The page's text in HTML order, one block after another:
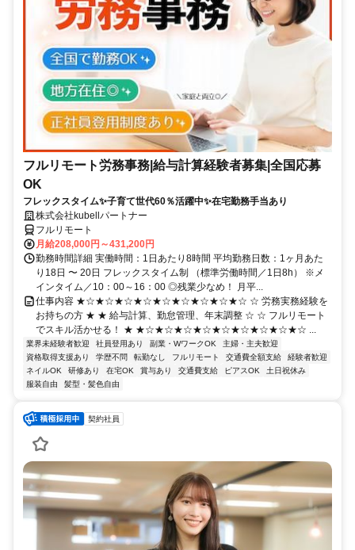
フルリモート労務事務|給与計算経験者募集|全国応募
OK
フレックスタイム✨子育て世代60％活躍中✨在宅勤務手当あり
株式会社kubellパートナー
フルリモート
月給208,000円～431,200円
勤務時間詳細 実働時間：1日あたり8時間 平均勤務日数：1ヶ月あた
り18日 〜 20日 フレックスタイム制 （標準労働時間／1日8h） ※メ
インタイム／10：00～16：00 ◎残業少なめ！ 月平...
仕事内容 ★☆★☆★☆★☆★☆★☆★☆★☆★☆ ☆ 労務実務経験を
お持ちの方 ★ ★ 給与計算、勤怠管理、年末調整 ☆ ☆ フルリモート
でスキル活かせる！ ★ ★☆★☆★☆★☆★☆★☆★☆★☆★☆ ...
業界未経験者歓迎 社員登用あり 副業・WワークOK
主婦・主夫歓迎
資格取得支援あり
学歴不問 転勤なし フルリモート 交通費全額支給
経験者歓迎
ネイルOK
研修あり 在宅OK 賞与あり 交通費支給 ピアスOK
土日祝休み
服装自由
髪型・髪色自由
契約社員